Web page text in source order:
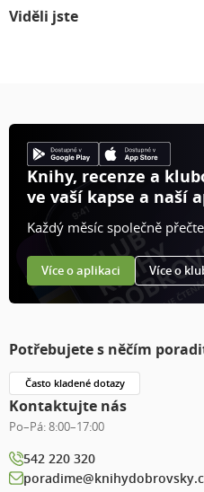
Viděli jste
Knihy, recenze a
ve vaší kapse a naší
Každý měsíc společně
Více o aplikaci Více o
Potřebujete s něčím
Často kladené dotazy
Kontaktujte nás
Po–Pá:8:00–17:00
542 220 320